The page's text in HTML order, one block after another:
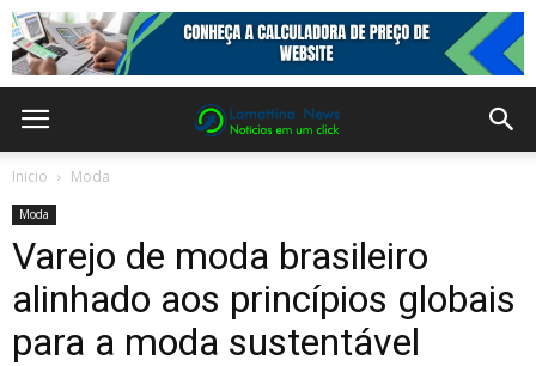
Inicio Moda
Moda
Varejo de moda brasileiro
alinhado aos princípios globais
para a moda sustentável